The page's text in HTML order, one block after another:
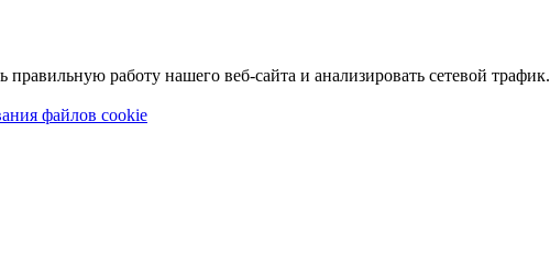
работу нашего веб-сайта и анализировать сетевой трафик.
файлов cookie